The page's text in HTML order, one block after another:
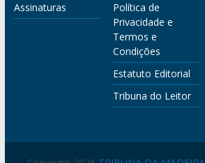
Assinaturas
Política de
Privacidade e
Termos e
Condições
Estatuto Editorial
Tribuna do Leitor